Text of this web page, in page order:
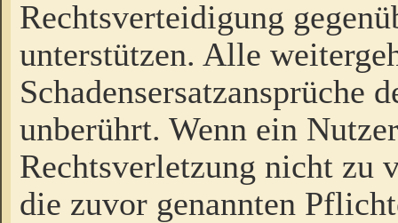
Rechtsverteidigung
unterstützen. Alle
Schadensersatzansprüche
unberührt. Wenn ein
Rechtsverletzung nicht zu
die zuvor genannten